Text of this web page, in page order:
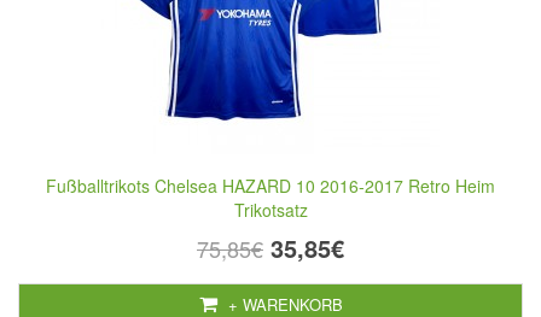
Fußballtrikots Chelsea HAZARD 10 2016-2017 Retro Heim
Trikotsatz
75,85€ 35,85€
+ WARENKORB